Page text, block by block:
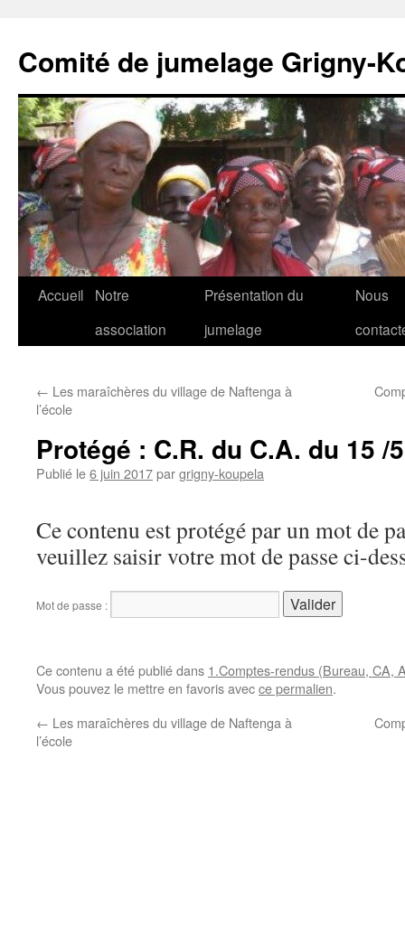
Comité de jumelage Grigny-
Aller
Accueil
Notre
association
Présentation du
jumelage
Nous
← Les maraîchères du village de Naftenga à
l’école
Protégé : C.R. du C.A. du 15 /
Publié le6 juin 2017pargrigny-koupela
Ce contenu est protégé par un mot de
veuillez saisir votre mot de passe ci-
Mot de passe :
Ce contenu a été publié dans 1.Comptes-rendus (Bureau, CA,
Vous pouvez le mettre en favoris avecce permalien.
← Les maraîchères du village de Naftenga à
l’école